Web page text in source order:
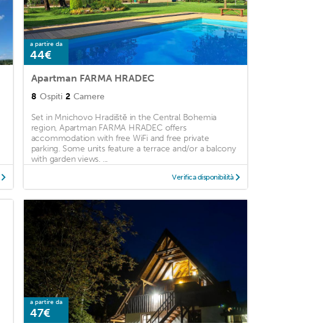
a partire da
44€
Apartman FARMA HRADEC
8 Ospiti 2 Camere
Set in Mnichovo Hradiště in the Central Bohemia
region, Apartman FARMA HRADEC offers
accommodation with free WiFi and free private
parking. Some units feature a terrace and/or a balcony
with garden views. ...
Verifica disponibilità
a partire da
47€